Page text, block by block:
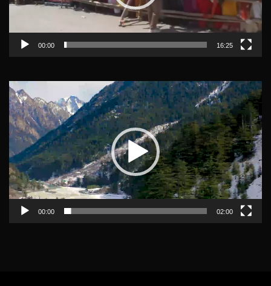
00:00 16:25
Video
Player
00:00 02:00